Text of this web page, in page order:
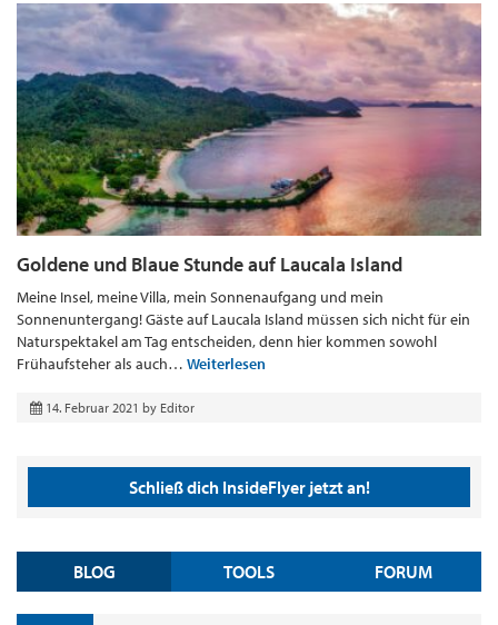
Goldene und Blaue Stunde auf Laucala Island
Meine Insel, meine Villa, mein Sonnenaufgang und mein
Sonnenuntergang! Gäste auf Laucala Island müssen sich nicht für ein
Naturspektakel am Tag entscheiden, denn hier kommen sowohl
Frühaufsteher als auch… Weiterlesen
14. Februar 2021 by Editor
Schließ dich InsideFlyer jetzt an!
BLOG TOOLS FORUM